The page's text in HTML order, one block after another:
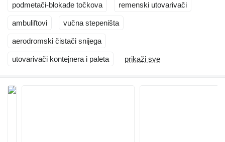
podmetači-blokade točkova remenski utovarivači
ambuliftovi vučna stepeništa
aerodromski čistači snijega
utovarivači kontejnera i paleta prikaži sve